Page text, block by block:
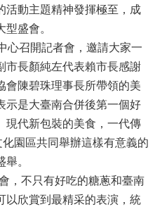
活動主題精神發揮極至，成
盛會。
心召開記者會，邀請大家一
市長顏純左代表賴市長感謝
會陳碧珠理事長所帶領的美
示是大臺南合併後第一個好
現代新包裝的美食，一代傳
園區共同舉辦這樣有意義的
。
，不只有好吃的糖蔥和臺南
以欣賞到最精采的表演，統